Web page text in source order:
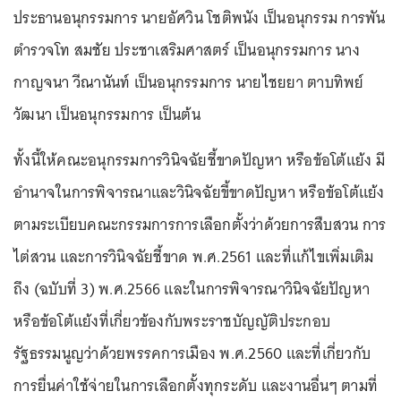
ประธานอนุกรรมการ นายอัศวิน โชติพนัง เป็นอนุกรรม การพัน
ตำรวจโท สมชัย ประชาเสริมศาสตร์ เป็นอนุกรรมการ นาง
กาญจนา วีณานันท์ เป็นอนุกรรมการ นายไชยยา ตาบทิพย์
วัฒนา เป็นอนุกรรมการ เป็นต้น
ทั้งนี้ให้คณะอนุกรรมการวินิจฉัยชี้ขาดปัญหา หรือข้อโต้แย้ง มี
อำนาจในการพิจารณาและวินิจฉัยขี้ขาดปัญหา หรือข้อโต้แย้ง
ตามระเบียบคณะกรรมการการเลือกตั้งว่าด้วยการสืบสวน การ
ไต่สวน และการวินิจฉัยชี้ขาด พ.ศ.2561 และที่แก้ไขเพิ่มเติม
ถึง (ฉบับที่ 3) พ.ศ.2566 และในการพิจารณาวินิจฉัยปัญหา
หรือข้อโต้แย้งที่เกี่ยวข้องกับพระราชบัญญัติประกอบ
รัฐธรรมนูญว่าด้วยพรรคการเมือง พ.ศ.2560 และที่เกี่ยวกับ
การยื่นค่าใช้จ่ายในการเลือกตั้งทุกระดับ และงานอื่นๆ ตามที่